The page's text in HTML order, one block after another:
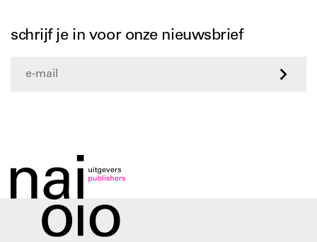
schrijf je in voor onze nieuwsbrief